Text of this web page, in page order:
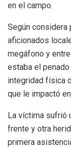
en el campo.
Según considera
aficionados
megáfono y
estaba el
integridad física
que le impactó
La víctima sufrió
frente y otra
primera